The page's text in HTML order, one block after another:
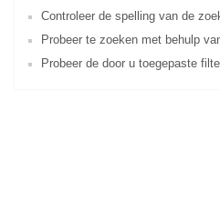
Controleer de spelling van de
Probeer te zoeken met behulp
Probeer de door u toegepaste